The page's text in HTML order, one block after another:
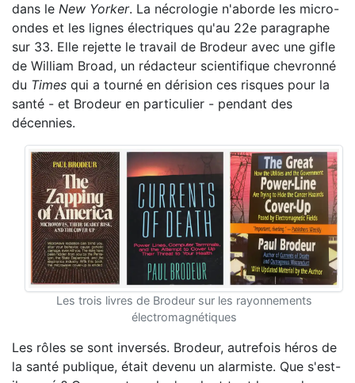
dans le New Yorker. La nécrologie n'aborde les micro-
ondes et les lignes électriques qu'au 22e paragraphe
sur 33. Elle rejette le travail de Brodeur avec une gifle
de William Broad, un rédacteur scientifique chevronné
du Times qui a tourné en dérision ces risques pour la
santé - et Brodeur en particulier - pendant des
décennies.
Les trois livres de Brodeur sur les rayonnements
électromagnétiques
Les rôles se sont inversés. Brodeur, autrefois héros de
la santé publique, était devenu un alarmiste. Que s'est-